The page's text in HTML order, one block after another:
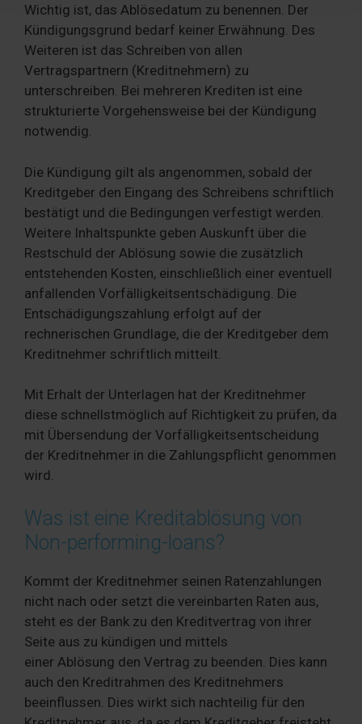
haben oder die sie im Rahmen Ihrer Nutzung der Dienste
gesammelt haben. Sie geben Einwilligung zu unseren
Cookies, wenn Sie unsere Webseite weiterhin nutzen.
Wichtig ist, das Ablösedatum zu benennen. Der
Kündigungsgrund bedarf keiner Erwähnung. Des
Weiteren ist das Schreiben von allen
Vertragspartnern (Kreditnehmern) zu
unterschreiben. Bei mehreren Krediten ist eine
strukturierte Vorgehensweise bei der Kündigung
notwendig.
Die Kündigung gilt als angenommen, sobald der
Kreditgeber den Eingang des Schreibens schriftlich
bestätigt und die Bedingungen verfestigt werden.
Weitere Inhaltspunkte geben Auskunft über die
Restschuld der Ablösung sowie die zusätzlich
entstehenden Kosten, einschließlich einer eventuell
anfallenden Vorfälligkeitsentschädigung. Die
Entschädigungszahlung erfolgt auf der
rechnerischen Grundlage, die der Kreditgeber dem
Kreditnehmer schriftlich mitteilt.
Mit Erhalt der Unterlagen hat der Kreditnehmer
diese schnellstmöglich auf Richtigkeit zu prüfen, da
mit Übersendung der Vorfälligkeitsentscheidung
der Kreditnehmer in die Zahlungspflicht genommen
wird.
Was ist eine Kreditablösung von
Non-performing-loans?
Kommt der Kreditnehmer seinen Ratenzahlungen
nicht nach oder setzt die vereinbarten Raten aus,
steht es der Bank zu den Kreditvertrag von ihrer
Seite aus zu kündigen und mittels
einer Ablösung den Vertrag zu beenden. Dies kann
auch den Kreditrahmen des Kreditnehmers
beeinflussen. Dies wirkt sich nachteilig für den